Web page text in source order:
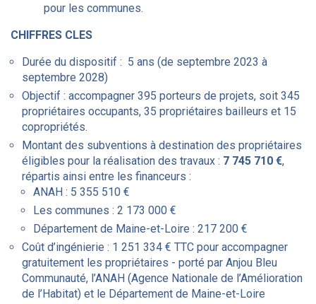
pour les communes.
CHIFFRES CLES
Durée du dispositif : 5 ans (de septembre 2023 à
septembre 2028)
Objectif : accompagner 395 porteurs de projets, soit 345
propriétaires occupants, 35 propriétaires bailleurs et 15
copropriétés.
Montant des subventions à destination des propriétaires
éligibles pour la réalisation des travaux : 7 745 710 €,
répartis ainsi entre les financeurs :
ANAH : 5 355 510 €
Les communes : 2 173 000 €
Département de Maine-et-Loire : 217 200 €
Coût d’ingénierie : 1 251 334 € TTC pour accompagner
gratuitement les propriétaires - porté par Anjou Bleu
Communauté, l’ANAH (Agence Nationale de l’Amélioration
de l’Habitat) et le Département de Maine-et-Loire